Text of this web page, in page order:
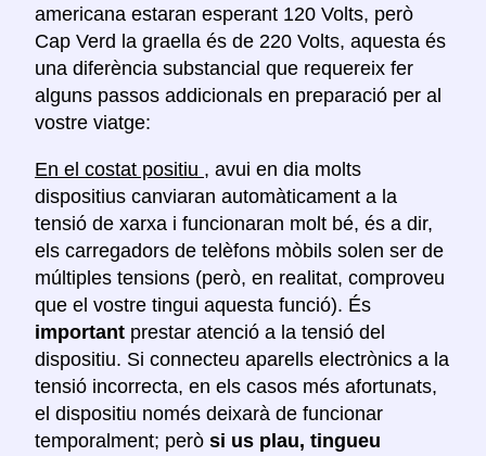
americana estaran esperant 120 Volts, però
Cap Verd la graella és de 220 Volts, aquesta és
una diferència substancial que requereix fer
alguns passos addicionals en preparació per al
vostre viatge:
En el costat positiu , avui en dia molts
dispositius canviaran automàticament a la
tensió de xarxa i funcionaran molt bé, és a dir,
els carregadors de telèfons mòbils solen ser de
múltiples tensions (però, en realitat, comproveu
que el vostre tingui aquesta funció). És
important prestar atenció a la tensió del
dispositiu. Si connecteu aparells electrònics a la
tensió incorrecta, en els casos més afortunats,
el dispositiu només deixarà de funcionar
temporalment; però si us plau, tingueu